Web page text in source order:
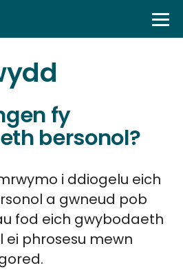
fy
bersonol?
i ddiogelu eich
a gwneud pob
fod eich gwybodaeth
ei phrosesu mewn